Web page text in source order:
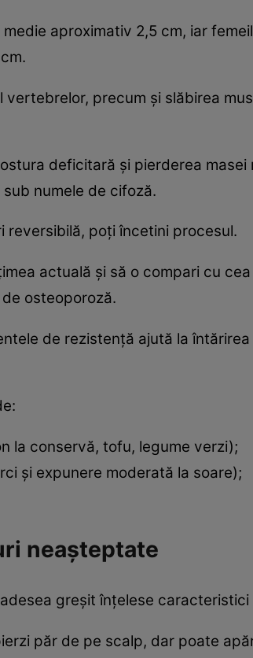
aproximativ 2,5 cm, iar
vertebrelor, precum și slăbirea
deficitară și pierderea
numele de cifoză.
reversibilă, poți încetini procesul.
actuală și să o compari cu
osteoporoză.
de rezistență ajută la
la conservă, tofu, legume verzi);
și expunere moderată la soare);
neașteptate
greșit înțelese caracteristici
păr de pe scalp, dar poate